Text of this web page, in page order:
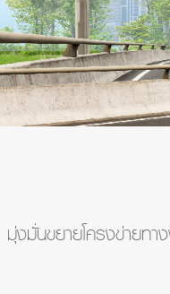
มุ่งมั่นขยายโครงข่ายท